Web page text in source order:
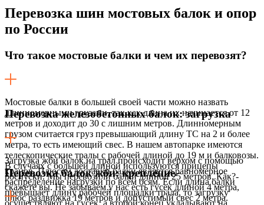
Перевозка шин мостовых балок и опор
по России
Что такое мостовые балки и чем их перевозят?
Мостовые балки в большей своей части можно назвать
длинномерными грузами, так как длина их начинается от 12
метров и доходит до 30 с лишним метров. Длинномерным
грузом считается груз превышающий длину ТС на 2 и более
метра, то есть имеющий свес. В нашем автопарке имеются
телескопические тралы с рабочей длиной до 19 м и балковозы.
В случаях с большей длиной используются прицепы
роспуски. Мы перевозили балки длиной 25 метров. Как?-
скажете вы. Не забываем у нас есть гусек длиной 4 метра,
плюс раздвижка 19 метров и допустимый свес 2 метра.
Перевозка железобетонных балок: загрузка
Загрузка жби балок на трал происходит верхом с помощью
кранов. Плюсом доставки балки является равномерное
распределение нагрузки по всем осям. Если длина балки
превышает длину рабочей площадки трала, то загрузку
осуществляют на гусек, а второй конец укладывают на
Перевозка балок жби: крепление